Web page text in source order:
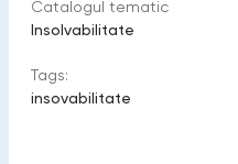
Catalogul tematic
Insolvabilitate
Tags:
insovabilitate